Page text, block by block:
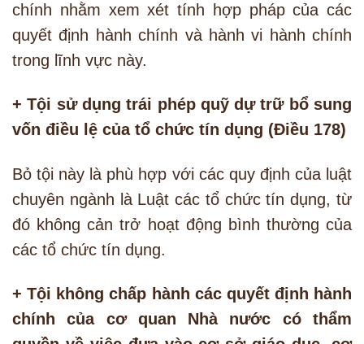
chính nhằm xem xét tính hợp pháp của các
quyết định hành chính và hành vi hành chính
trong lĩnh vực này.
+ Tội sử dụng trái phép quỹ dự trữ bổ sung
vốn điều lệ của tổ chức tín dụng (Điều 178)
Bỏ tội này là phù hợp với các quy định của luật
chuyên ngành là Luật các tổ chức tín dụng, từ
đó không cản trở hoạt động bình thường của
các tổ chức tín dụng.
+ Tội không chấp hành các quyết định hành
chính của cơ quan Nhà nước có thẩm